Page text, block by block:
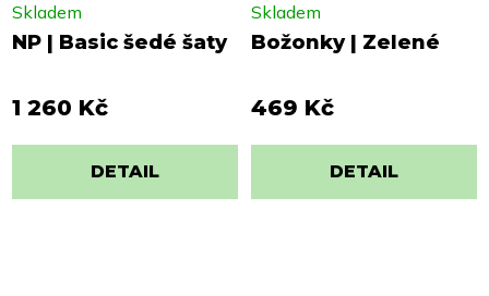
NP | Basic šedé šaty
Skladem
1 260 Kč
DETAIL
Božonky | Zelené
Skladem
469 Kč
DETAIL